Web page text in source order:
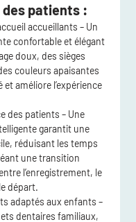
patients :
accueillants – Un
confortable et élégant
doux, des sièges
couleurs apaisantes
et améliore l’expérience
des patients – Une
garantit une
réduisant les temps
une transition
l’enregistrement, le
départ.
adaptés aux enfants –
dentaires familiaux,